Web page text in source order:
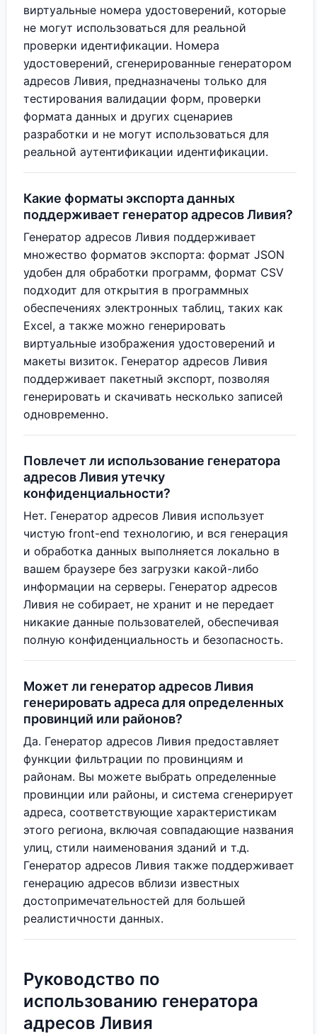
виртуальные номера удостоверений, которые
не могут использоваться для реальной
проверки идентификации. Номера
удостоверений, сгенерированные генератором
адресов Ливия, предназначены только для
тестирования валидации форм, проверки
формата данных и других сценариев
разработки и не могут использоваться для
реальной аутентификации идентификации.
Какие форматы экспорта данных
поддерживает генератор адресов Ливия?
Генератор адресов Ливия поддерживает
множество форматов экспорта: формат JSON
удобен для обработки программ, формат CSV
подходит для открытия в программных
обеспечениях электронных таблиц, таких как
Excel, а также можно генерировать
виртуальные изображения удостоверений и
макеты визиток. Генератор адресов Ливия
поддерживает пакетный экспорт, позволяя
генерировать и скачивать несколько записей
одновременно.
Повлечет ли использование генератора
адресов Ливия утечку
конфиденциальности?
Нет. Генератор адресов Ливия использует
чистую front-end технологию, и вся генерация
и обработка данных выполняется локально в
вашем браузере без загрузки какой-либо
информации на серверы. Генератор адресов
Ливия не собирает, не хранит и не передает
никакие данные пользователей, обеспечивая
полную конфиденциальность и безопасность.
Может ли генератор адресов Ливия
генерировать адреса для определенных
провинций или районов?
Да. Генератор адресов Ливия предоставляет
функции фильтрации по провинциям и
районам. Вы можете выбрать определенные
провинции или районы, и система сгенерирует
адреса, соответствующие характеристикам
этого региона, включая совпадающие названия
улиц, стили наименования зданий и т.д.
Генератор адресов Ливия также поддерживает
генерацию адресов вблизи известных
достопримечательностей для большей
реалистичности данных.
Руководство по
использованию генератора
адресов Ливия